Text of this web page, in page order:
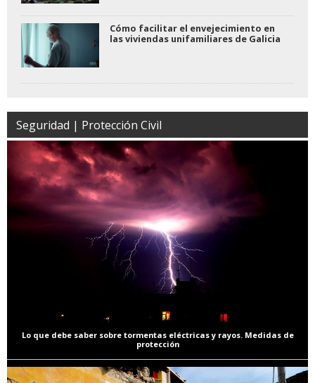
Cómo facilitar el envejecimiento en
las viviendas unifamiliares de Galicia
Seguridad | Protección Civil
Lo que debe saber sobre tormentas eléctricas y rayos. Medidas de
protección